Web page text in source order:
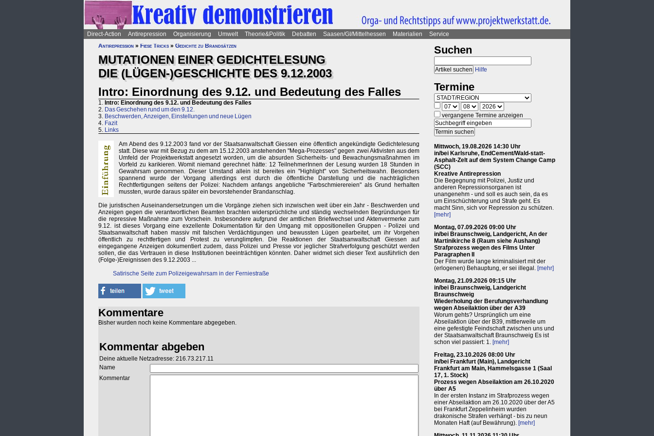
Direct-Action Antirepression Organisierung Umwelt Theorie&Politik Debatten Saasen/GI/Mittelhessen Materialien
Service
Antirepression » Fiese Tricks » Gedichte zu Brandsätzen
MUTATIONEN EINER GEDICHTELESUNG
DIE (LÜGEN-)GESCHICHTE DES 9.12.2003
Intro: Einordnung des 9.12. und Bedeutung des Falles
1. Intro: Einordnung des 9.12. und Bedeutung des Falles
2. Das Geschehen rund um den 9.12.
3. Beschwerden, Anzeigen, Einstellungen und neue Lügen
4. Fazit
5. Links
Am Abend des 9.12.2003 fand vor der Staatsanwaltschaft Giessen eine öffentlich angekündigte Gedichtelesung
statt. Diese war mit Bezug zu dem am 15.12.2003 anstehenden "Mega-Prozesses" gegen zwei Aktivisten aus dem
Umfeld der Projektwerkstatt angesetzt worden, um die absurden Sicherheits- und Bewachungsmaßnahmen im
Vorfeld zu karikieren. Womit niemand gerechnet hätte: 12 TeilnehmerInnen der Lesung wurden 18 Stunden in
Gewahrsam genommen. Dieser Umstand allein ist bereites ein "Highlight" von Sicherheitswahn. Besonders
spannend wurde der Vorgang allerdings erst durch die öffentliche Darstellung und die nachträglichen
Rechtfertigungen seitens der Polizei: Nachdem anfangs angebliche "Farbschmierereien" als Grund herhalten
mussten, wurde daraus später ein bevorstehender Brandanschlag.
Die juristischen Auseinandersetzungen um die Vorgänge ziehen sich inzwischen weit über ein Jahr - Beschwerden und
Anzeigen gegen die verantwortlichen Beamten brachten widersprüchliche und ständig wechselnden Begründungen für
die repressive Maßnahme zum Vorschein. Insbesondere aufgrund der amtlichen Briefwechsel und Aktenvermerke zum
9.12. ist dieses Vorgang eine exzellente Dokumentation für den Umgang mit oppositionellen Gruppen - Polizei und
Staatsanwaltschaft haben massiv mit falschen Verdächtigungen und bewussten Lügen gearbeitet, um ihr Vorgehen
öffentlich zu rechtfertigen und Protest zu verunglimpfen. Die Reaktionen der Staatsanwaltschaft Giessen auf
eingegangene Anzeigen dokumentiert zudem, dass Polizei und Presse vor jeglicher Strafverfolgung geschützt werden
sollen, die das Vertrauen in diese Institutionen beeinträchtigen könnten. Daher widmet sich dieser Text ausführlich den
(Folge-)Ereignissen des 9.12.2003 ...
Satirische Seite zum Polizeigewahrsam in der Ferniestraße
Kommentare
Bisher wurden noch keine Kommentare abgegeben.
Kommentar abgeben
Deine aktuelle Netzadresse: 216.73.217.11
Name
Kommentar
Suchen
Hilfe
Termine
vergangene Termine anzeigen
Mittwoch, 19.08.2026 14:30 Uhr
in/bei Karlsruhe, EndCement/Wald-statt-
Asphalt-Zelt auf dem System Change Camp
(SCC)
Kreative Antirepression
Die Begegnung mit Polizei, Justiz und
anderen Repressionsorganen ist
unangenehm - und soll es auch sein, da es
um Einschüchterung und Strafe geht. Es
macht Sinn, sich vor Repression zu schützen.
[mehr]
Montag, 07.09.2026 09:00 Uhr
in/bei Braunschweig, Landgericht, An der
Martinikirche 8 (Raum siehe Aushang)
Strafprozess wegen des Films Unter
Paragraphen II
Der Film wurde lange kriminalisiert mit der
(erlogenen) Behauptung, er sei illegal. [mehr]
Montag, 21.09.2026 09:15 Uhr
in/bei Braunschweig, Landgericht
Braunschweig
Wiederholung der Berufungsverhandlung
wegen Abseilaktion über der A39
Worum gehts? Ursprünglich um eine
Abseilaktion über der B39, mittlerweile um
eine gefestigte Feindschaft zwischen uns und
der Staatsanwaltschaft Braunschweig Es ist
schon viel passiert: 1. [mehr]
Freitag, 23.10.2026 08:00 Uhr
in/bei Frankfurt (Main), Landgericht
Frankfurt am Main, Hammelsgasse 1 (Saal
17, 1. Stock)
Prozess wegen Abseilaktion am 26.10.2020
über A5
In der ersten Instanz im Strafprozess wegen
einer Abseilaktion am 26.10.2020 über der A5
bei Frankfurt Zeppelinheim wurden
drakonische Strafen verhängt - bis zu neun
Monaten Haft (auf Bewährung). [mehr]